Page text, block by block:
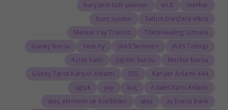
merkür
8.ev
burçların tatil planları
Satürn burçlara etkisi
burç uyumu
ThetaHealing Uzmanı
Merkür Yay Transiti
JAAS Tekniği
JAAS Semineri
Yeni Ay
Güneş burcu
Merkür burcu
Jüpiter burcu
Azize Kartı
444 Kariyer Anlamı
555
Güneş Tarot Kariyer Anlamı
Adalet Kartı Anlamı
koç
yay
oğlak
ay burcu balık
ateş
ateş elementi ve özellikleri